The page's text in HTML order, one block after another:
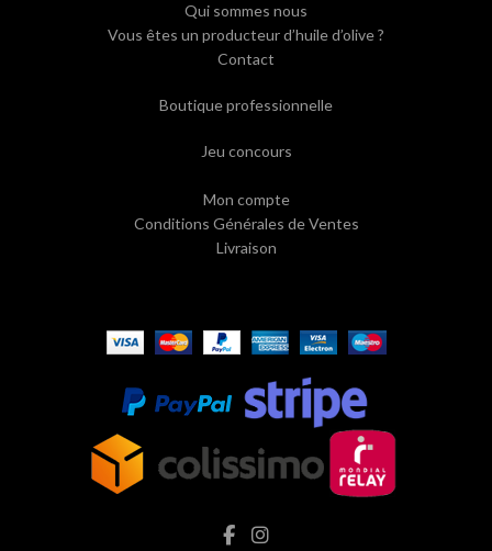
Qui sommes nous
Vous êtes un producteur d’huile d’olive ?
Contact
Boutique professionnelle
Jeu concours
Mon compte
Conditions Générales de Ventes
Livraison